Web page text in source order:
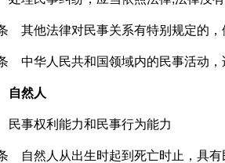
他法律对民事关系有特别规定的，
华人民共和国领域内的民事活动，
然人
权利能力和民事行为能力
然人从出生时起到死亡时止，具有